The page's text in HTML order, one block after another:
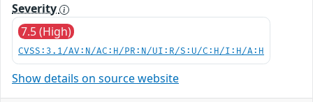
Severity
7.5 (High)
CVSS:3.1/AV:N/AC:H/PR:N/UI:R/S:U/C:H/I:H/A:H
Show details on source website